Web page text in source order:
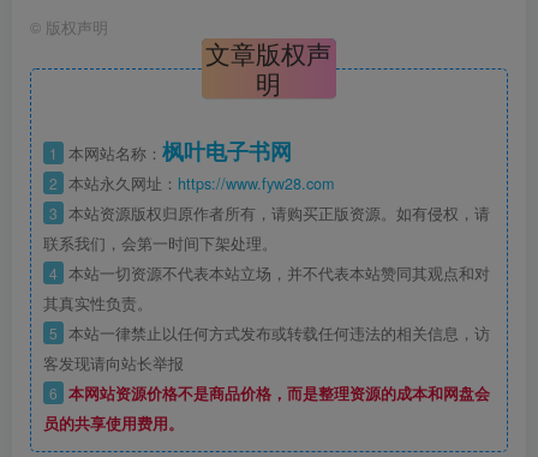
© 版权声明
文章版权声
明
1 本网站名称： 枫叶电子书网
2 本站永久网址： https://www.fyw28.com
3 本站资源版权归原作者所有，请购买正版资源。如有侵权，请
联系我们，会第一时间下架处理。
4 本站一切资源不代表本站立场，并不代表本站赞同其观点和对
其真实性负责。
5 本站一律禁止以任何方式发布或转载任何违法的相关信息，访
客发现请向站长举报
6 本网站资源价格不是商品价格，而是整理资源的成本和网盘会
员的共享使用费用。